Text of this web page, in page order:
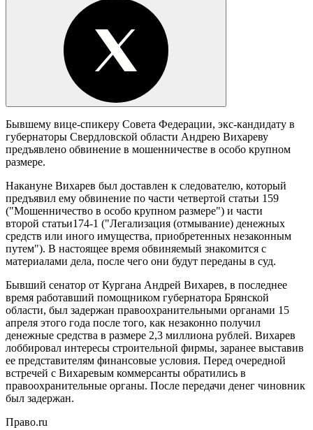
Бывшему вице-спикеру Совета Федерации, экс-кандидату в
губернаторы Свердловской области Андрею Вихареву
предъявлено обвинение в мошенничестве в особо крупном
размере.
Накануне Вихарев был доставлен к следователю, который
предъявил ему обвинение по части четвертой статьи 159
("Мошенничество в особо крупном размере") и части
второй статьи174-1 ("Легализация (отмывание) денежных
средств или иного имущества, приобретенных незаконным
путем"). В настоящее время обвиняемый знакомится с
материалами дела, после чего они будут переданы в суд.
Бывший сенатор от Кургана Андрей Вихарев, в последнее
время работавший помощником губернатора Брянской
области, был задержан правоохранительными органами 15
апреля этого года после того, как незаконно получил
денежные средства в размере 2,3 миллиона рублей. Вихарев
лоббировал интересы строительной фирмы, заранее выставив
ее представителям финансовые условия. Перед очередной
встречей с Вихаревым коммерсанты обратились в
правоохранительные органы. После передачи денег чиновник
был задержан.
Право.ru